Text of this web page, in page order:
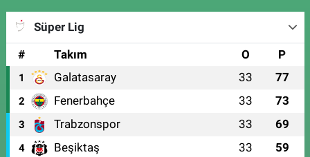
Süper Lig
#
Takım O P
1 Galatasaray 33 77
2 Fenerbahçe 33 73
3 Trabzonspor 33 69
4 Beşiktaş 33 59